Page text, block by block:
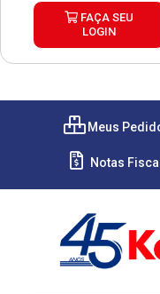
FAÇA SEU
LOGIN
Meus
Notas